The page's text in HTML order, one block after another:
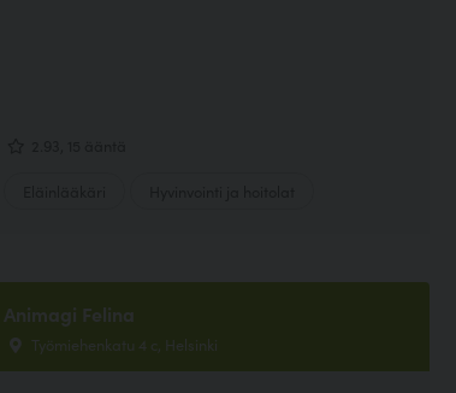
Animagi Felina
Työmiehenkatu 4 c, Helsinki